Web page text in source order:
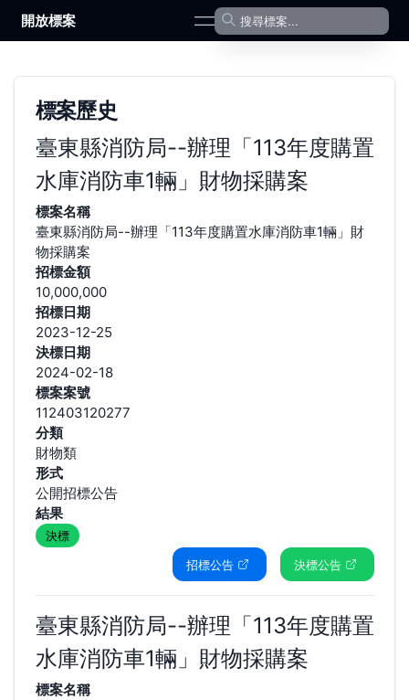
開放標案 open navigation menu
標案歷史
臺東縣消防局--辦理「113年度購置
水庫消防車1輛」財物採購案
標案名稱
臺東縣消防局--辦理「113年度購置水庫消防車1輛」財
物採購案
招標金額
10,000,000
招標日期
2023-12-25
決標日期
2024-02-18
標案案號
112403120277
分類
財物類
形式
公開招標公告
結果
決標
招標公告
決標公告
臺東縣消防局--辦理「113年度購置
水庫消防車1輛」財物採購案
標案名稱